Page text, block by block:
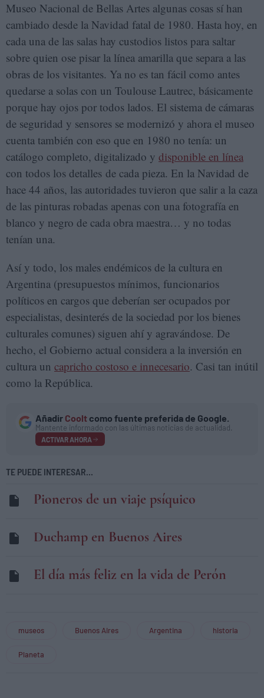
Museo Nacional de Bellas Artes algunas cosas sí han
cambiado desde la Navidad fatal de 1980. Hasta hoy, en
cada una de las salas hay custodios listos para saltar
sobre quien ose pisar la línea amarilla que separa a las
obras de los visitantes. Ya no es tan fácil como antes
quedarse a solas con un Toulouse Lautrec, básicamente
porque hay ojos por todos lados. El sistema de cámaras
de seguridad y sensores se modernizó y ahora el museo
cuenta también con eso que en 1980 no tenía: un
catálogo completo, digitalizado y disponible en línea
con todos los detalles de cada pieza. En la Navidad de
hace 44 años, las autoridades tuvieron que salir a la caza
de las pinturas robadas apenas con una fotografía en
blanco y negro de cada obra maestra… y no todas
tenían una.
Así y todo, los males endémicos de la cultura en
Argentina (presupuestos mínimos, funcionarios
políticos en cargos que deberían ser ocupados por
especialistas, desinterés de la sociedad por los bienes
culturales comunes) siguen ahí y agravándose. De
hecho, el Gobierno actual considera a la inversión en
cultura un capricho costoso e innecesario. Casi tan inútil
como la República.
Añadir Coolt como fuente preferida de Google.
Mantente informado con las últimas noticias de actualidad.
ACTIVAR AHORA
TE PUEDE INTERESAR...
Pioneros de un viaje psíquico
Duchamp en Buenos Aires
El día más feliz en la vida de Perón
museos Buenos Aires Argentina historia
Planeta